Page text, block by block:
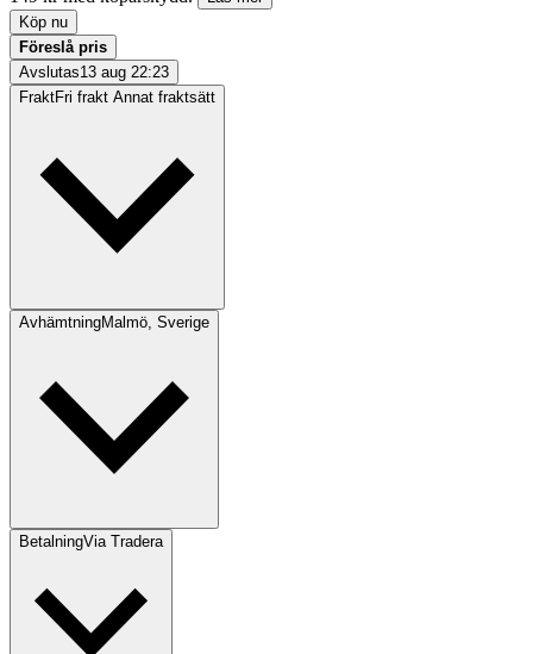
Köp nu
Föreslå pris
Avslutas13 aug 22:23
FraktFri frakt Annat fraktsätt
AvhämtningMalmö, Sverige
BetalningVia Tradera